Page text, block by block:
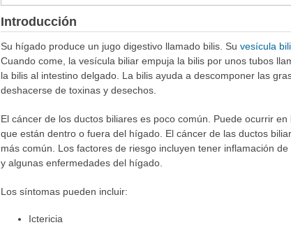
Introducción
Su hígado produce un jugo digestivo llamado bilis. Su vesícula
Cuando come, la vesícula biliar empuja la bilis por unos tubos
la bilis al intestino delgado. La bilis ayuda a descomponer las
deshacerse de toxinas y desechos.
El cáncer de los ductos biliares es poco común. Puede ocurrir
que están dentro o fuera del hígado. El cáncer de las ductos
más común. Los factores de riesgo incluyen tener inflamación de
y algunas enfermedades del hígado.
Los síntomas pueden incluir:
Ictericia